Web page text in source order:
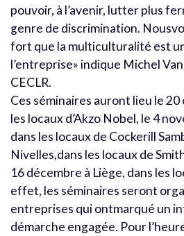
pouvoir, à l’avenir, lutter plus
genre de discrimination.
fort que la multiculturalité est
l’entreprise» indique Michel
CECLR.
Ces séminaires auront lieu le
les locaux d’Akzo Nobel, le 4
dans les locaux de Cockerill
Nivelles,dans les locaux de
16 décembre à Liège, dans les
effet, les séminaires seront
entreprises qui ontmarqué un
démarche engagée. Pour